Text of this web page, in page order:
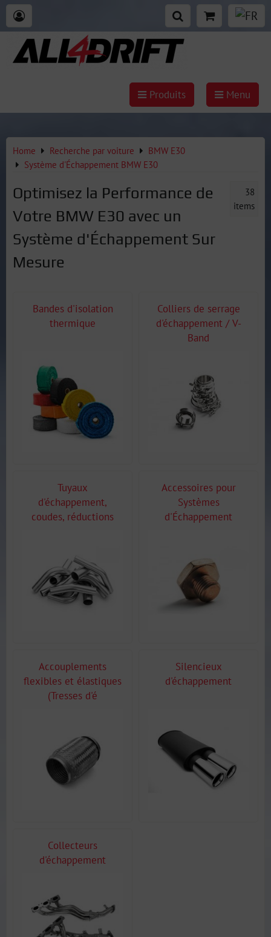
Produits Menu
Home Recherche par voiture
BMW E30
Système d'Échappement BMW E30
Optimisez la Performance de
Votre BMW E30 avec un
Système d'Échappement Sur
Mesure
38
items
Bandes d'isolation
thermique
Colliers de serrage
d'échappement / V-
Band
Tuyaux
d'échappement,
coudes, réductions
Accessoires pour
Systèmes
d'Échappement
Accouplements
flexibles et élastiques
(Tresses d'é
Silencieux
d'échappement
Collecteurs
d'échappement